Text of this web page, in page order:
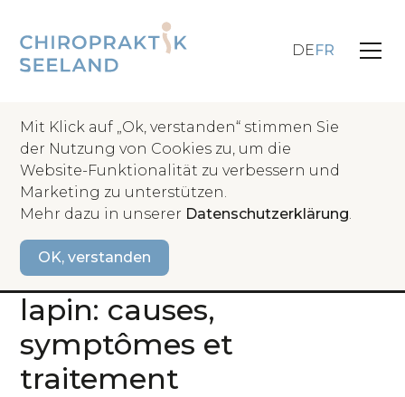
DEFR
Mit Klick auf „Ok, verstanden“ stimmen Sie
der Nutzung von Cookies zu, um die
Website-Funktionalität zu verbessern und
Marketing zu unterstützen.
Mehr dazu in unserer Datenschutzerklärung.
OK, verstanden
retour
Symptômes du coup de
lapin: causes,
symptômes et
traitement